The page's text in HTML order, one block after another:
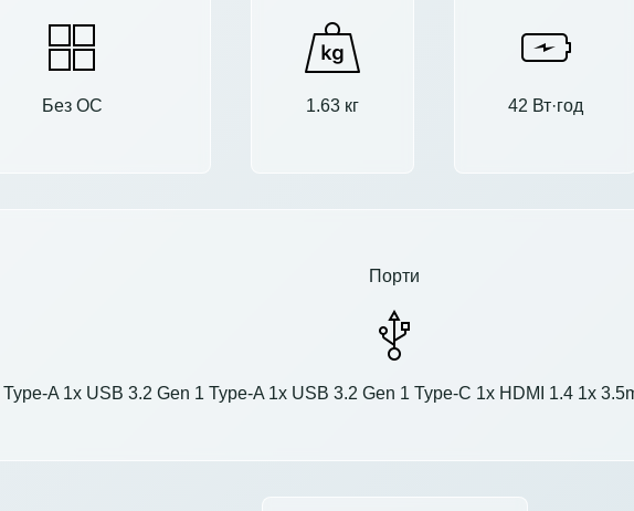
Без ОС 1.63 кг 42 Вт·год
Порти
A 1x USB 3.2 Gen 1 Type-A 1x USB 3.2 Gen 1 Type-C 1x HDMI 1.4 1x